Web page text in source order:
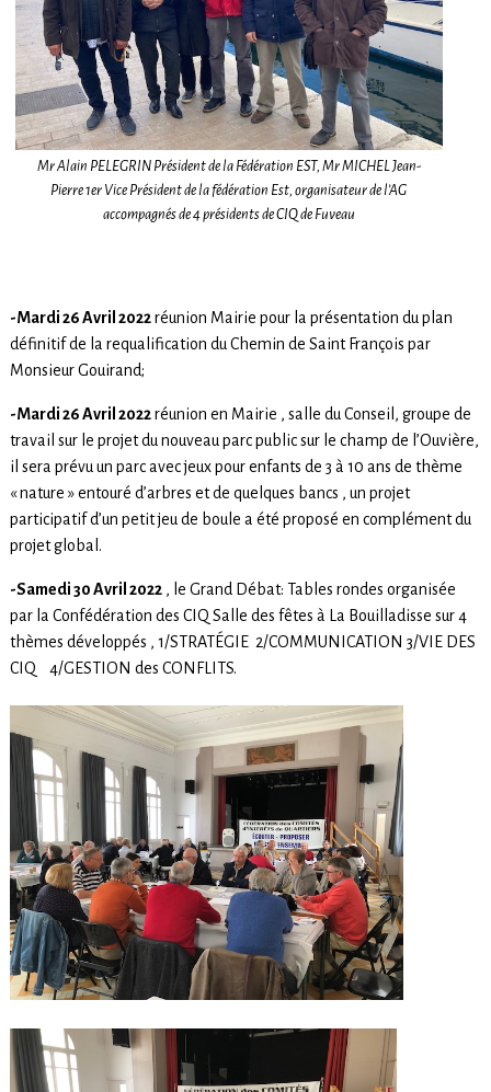
Mr Alain PELEGRIN Président de la Fédération EST, Mr MICHEL Jean-
Pierre 1er Vice Président de la fédération Est, organisateur de l’AG
accompagnés de 4 présidents de CIQ de Fuveau
-Mardi 26 Avril 2022réunion Mairie pour la présentation du plan
définitif de la requalification du Chemin de Saint François par
Monsieur Gouirand;
-Mardi 26 Avril 2022réunion en Mairie , salle du Conseil, groupe de
travail sur le projet du nouveau parc public sur le champ de l’Ouvière,
il sera prévu un parc avec jeux pour enfants de 3 à 10 ans de thème
« nature » entouré d’arbres et de quelques bancs , un projet
participatif d’un petit jeu de boule a été proposé en complément du
projet global.
-Samedi 30 Avril 2022, le Grand Débat: Tables rondes organisée
par la Confédération des CIQ Salle des fêtes à La Bouilladisse sur 4
thèmes développés , 1/STRATÉGIE 2/COMMUNICATION 3/VIE DES
CIQ 4/GESTION des CONFLITS.